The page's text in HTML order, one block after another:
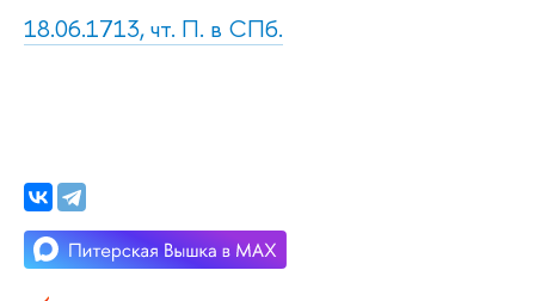
18.06.1713, чт. П. в СПб.